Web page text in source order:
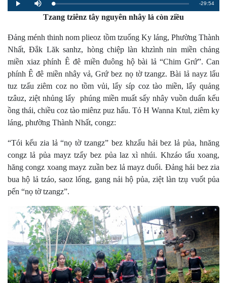
Play Mute Loaded:
0%
Progress:
0%
Remaining
-29:54
Tzang tziênz tây nguyên nhây lả còn ziều
Đảng ménh thinh nom plieoz tồm tzuống Ky láng, Phường Thành
Nhất, Đắk Lăk sanhz, hòng chiệp làn khzình nin miền chảng
miền xiaz phính Ê đê miền đuông hộ bài lả “Chim Grứ”. Can
phính Ê đê miền nhây vả, Grứ bez nọ tờ tzangz. Bài lả nayz lẩu
tuz tzấu ziêm coz no tồm vủi, lẩy síp coz tào miền, lẩy quảng
tzâuz, ziệt nhủng lẩy phúng miền muất sấy nhây vuồn duấn kếu
ồng thái, chiều coz tào miênz puz hẩu. Tỏ H Wanna Ktul, ziêm ky
láng, phường Thành Nhất, congz:
“Tói kếu zia lả “nọ tờ tzangz” bez khzấu hải bez lả pủa, hnăng
congz lả pủa mayz tzẩy bez pủa laz xì nhúi. Khzáo tẩu xoang,
hăng congz xoang mayz zuần bez lả mayz duổi. Đảng hải bez zia
bua hộ lả tzáo, saoz lống, gang nải hộ pủa, ziệt làn tzụ vuốt pủa
pến “nọ tờ tzangz”.